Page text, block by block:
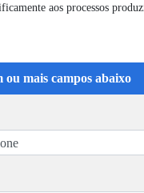
aos processos
mais campos abaixo